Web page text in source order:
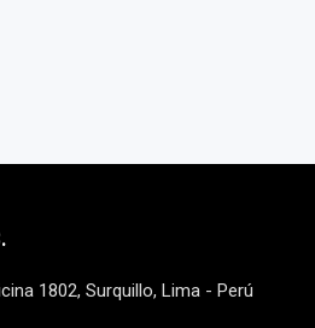
1802, Surquillo, Lima - Perú